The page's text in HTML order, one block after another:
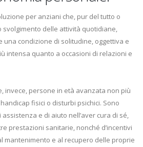
per anziani che, pur del tutto o
delle attività quotidiane,
condizione di solitudine, oggettiva e
intensa quanto a occasioni di relazioni e
invece, persone in età avanzata non più
fisici o disturbi psichici. Sono
e di aiuto nell’aver cura di sé,
prestazioni sanitarie, nonché d’incentivi
mantenimento e al recupero delle proprie